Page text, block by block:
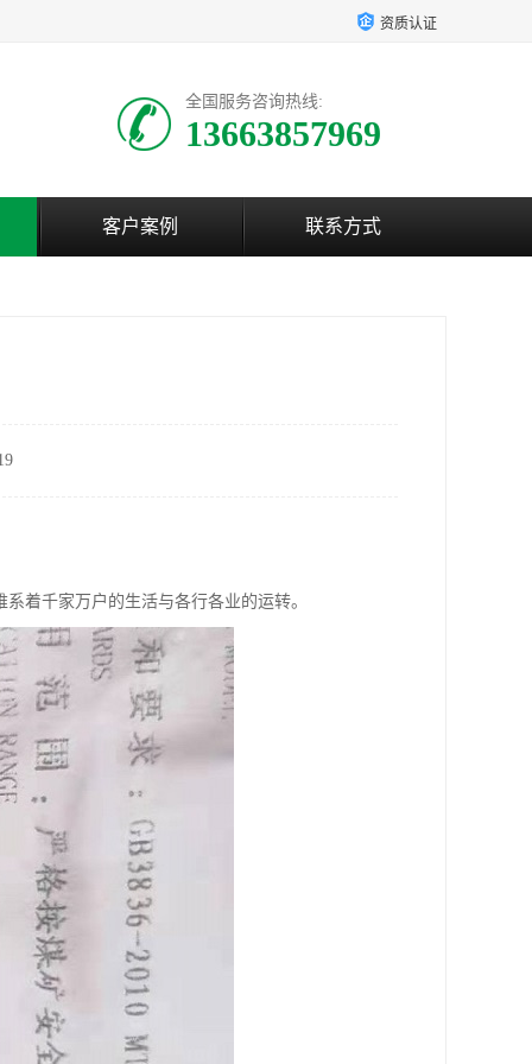
资质认证
全国服务咨询热线:
13663857969
客户案例 联系方式
着千家万户的生活与各行各业的运转。